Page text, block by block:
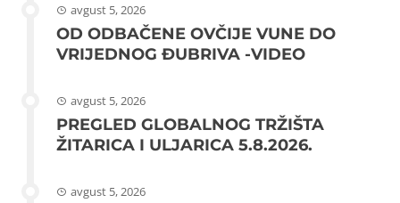
avgust 5, 2026
OD ODBAČENE OVČIJE VUNE DO
VRIJEDNOG ĐUBRIVA -VIDEO
avgust 5, 2026
PREGLED GLOBALNOG TRŽIŠTA
ŽITARICA I ULJARICA 5.8.2026.
avgust 5, 2026